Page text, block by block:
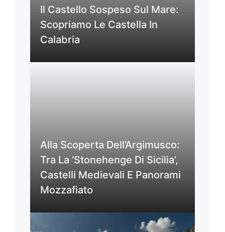
Il Castello Sospeso Sul Mare:
Scopriamo Le Castella In
Calabria
Alla Scoperta Dell’Argimusco:
Tra La ‘Stonehenge Di Sicilia’,
Castelli Medievali E Panorami
Mozzafiato